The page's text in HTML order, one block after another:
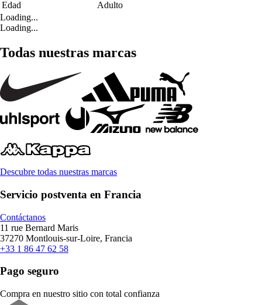
Edad
Adulto
Loading...
Loading...
Todas nuestras marcas
Descubre todas nuestras marcas
Servicio postventa en Francia
Contáctanos
11 rue Bernard Maris
37270 Montlouis-sur-Loire, Francia
+33 1 86 47 62 58
Pago seguro
Compra en nuestro sitio con total confianza